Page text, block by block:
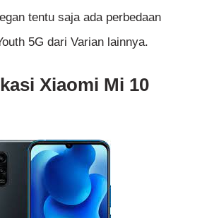
tentu saja ada perbedaan
5G dari Varian lainnya.
Xiaomi Mi 10